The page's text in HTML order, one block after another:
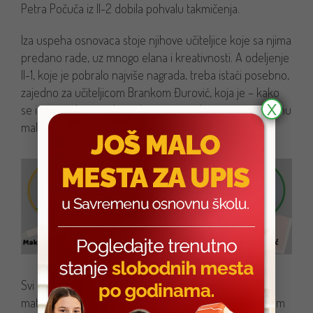
Petra Počuča iz II-2 dobila pohvalu takmičenja.
Iza uspeha osnovaca stoje njihove učiteljice koje sa njima
predano rade, uz mnogo elana i kreativnosti. A odeljenje
II-1, koje je pobralo najviše nagrada, treba istaći posebno,
zajedno za učiteljicom Brankom Đurović, koja je – kako
se ispostavilo i prošle godine – pravi ekspert za pripremu
mališana za ovaj tip takmičenja.
Svi ovi učenici su svestrani, radoznali i, pored
matematike, uspešni i kreativni na raznim poljima. Ovom
X